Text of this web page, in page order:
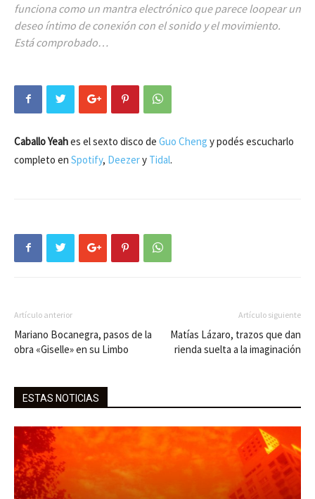
funciona como un mantra electrónico que parece loopear un
deseo íntimo de conexión con el sonido y el movimiento.
Está comprobado…
Caballo Yeahes el sexto disco de Guo Cheng y podés escucharlo
completo en Spotify, Deezery Tidal.
Artículo anterior
Mariano Bocanegra, pasos de la
obra «Giselle» en su Limbo
Artículo siguiente
Matías Lázaro, trazos que dan
rienda suelta a la imaginación
ESTAS NOTICIAS